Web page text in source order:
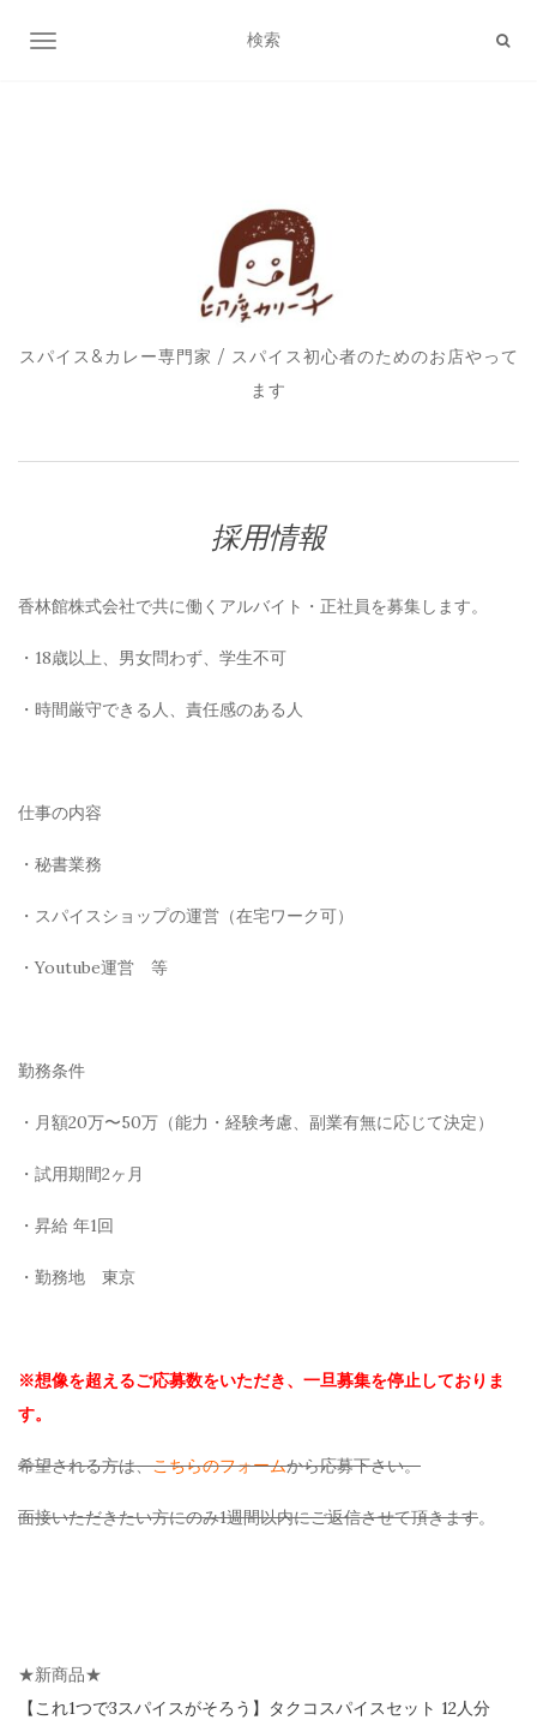
ナビゲーション切り替え
スパイス&カレー専門家 / スパイス初心者のためのお店やって
ます
採用情報
香林館株式会社で共に働くアルバイト・正社員を募集します。
・18歳以上、男女問わず、学生不可
・時間厳守できる人、責任感のある人
仕事の内容
・秘書業務
・スパイスショップの運営（在宅ワーク可）
・Youtube運営 等
勤務条件
・月額20万〜50万（能力・経験考慮、副業有無に応じて決定）
・試用期間2ヶ月
・昇給 年1回
・勤務地 東京
※想像を超えるご応募数をいただき、一旦募集を停止しておりま
す。
希望される方は、こちらのフォームから応募下さい。
面接いただきたい方にのみ1週間以内にご返信させて頂きます。
★新商品★
【これ1つで3スパイスがそろう】
タクコスパイスセット 12人分